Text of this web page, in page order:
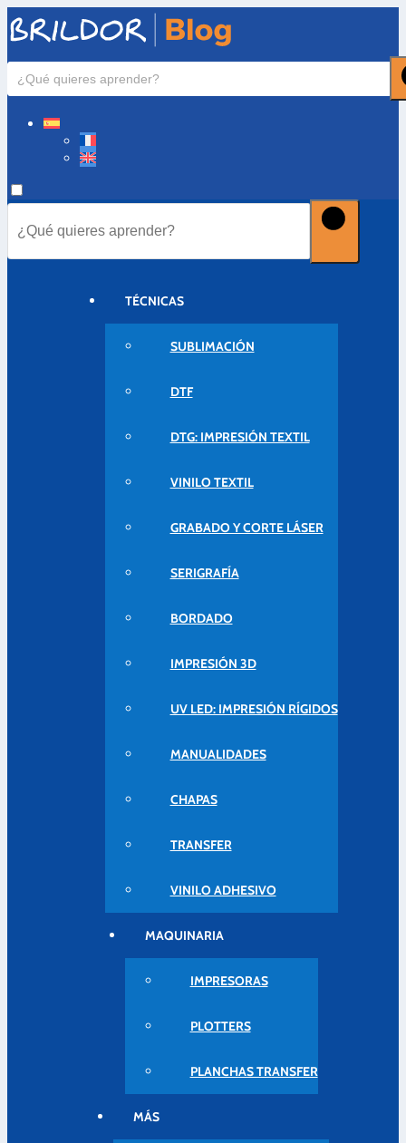
TÉCNICAS
SUBLIMACIÓN
DTF
DTG: IMPRESIÓN TEXTIL
VINILO TEXTIL
GRABADO Y CORTE LÁSER
SERIGRAFÍA
BORDADO
IMPRESIÓN 3D
UV LED: IMPRESIÓN RÍGIDOS
MANUALIDADES
CHAPAS
TRANSFER
VINILO ADHESIVO
MAQUINARIA
IMPRESORAS
PLOTTERS
PLANCHAS TRANSFER
MÁS